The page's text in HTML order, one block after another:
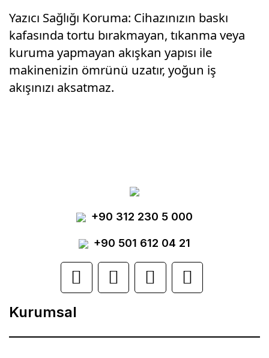
Yazıcı Sağlığı Koruma: Cihazınızın baskı
kafasında tortu bırakmayan, tıkanma veya
kuruma yapmayan akışkan yapısı ile
makinenizin ömrünü uzatır, yoğun iş
akışınızı aksatmaz.
Yorum Yaz
Ürün resmi kalitesiz, bozuk veya
görüntülenemiyor.
Ürün açıklamasında eksik bilgiler bulunuyor.
Ürün bilgilerinde hatalar bulunuyor.
Ürün fiyatı diğer sitelerden daha pahalı.
Bu ürüne benzer farklı alternatifler olmalı.
+90 312 230 5 000
+90 501 612 04 21
Kurumsal